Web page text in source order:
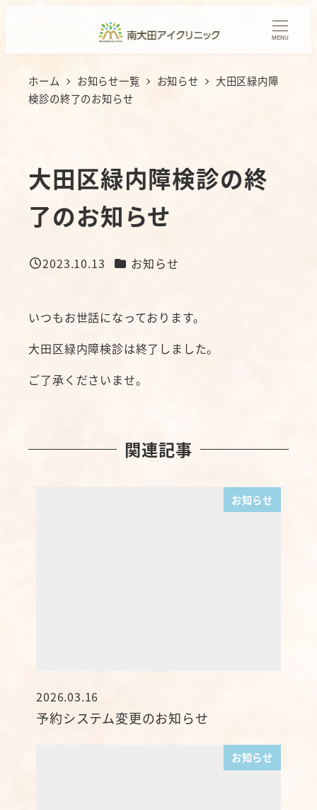
ン
MENU
ホーム お知らせ一覧 お知らせ
大田区緑内障
検診の終了のお知らせ
大田区緑内障検診の終
了のお知らせ
投稿日
2023.10.13 カテゴリー
お知らせ
いつもお世話になっております。
大田区緑内障検診は終了しました。
ご了承くださいませ。
関連記事
お知らせ
予約システム変更のお知らせ
投稿日
2026.03.16
お知らせ